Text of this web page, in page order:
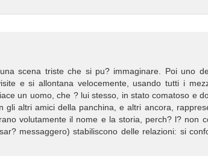
scena triste che si pu? immaginare. Poi uno
e si allontana velocemente, usando tutti i
un uomo, che ? lui stesso, in stato comatoso e
altri amici della panchina, e altri ancora,
volutamente il nome e la storia, perch? l? non
messaggero) stabiliscono delle relazioni: si